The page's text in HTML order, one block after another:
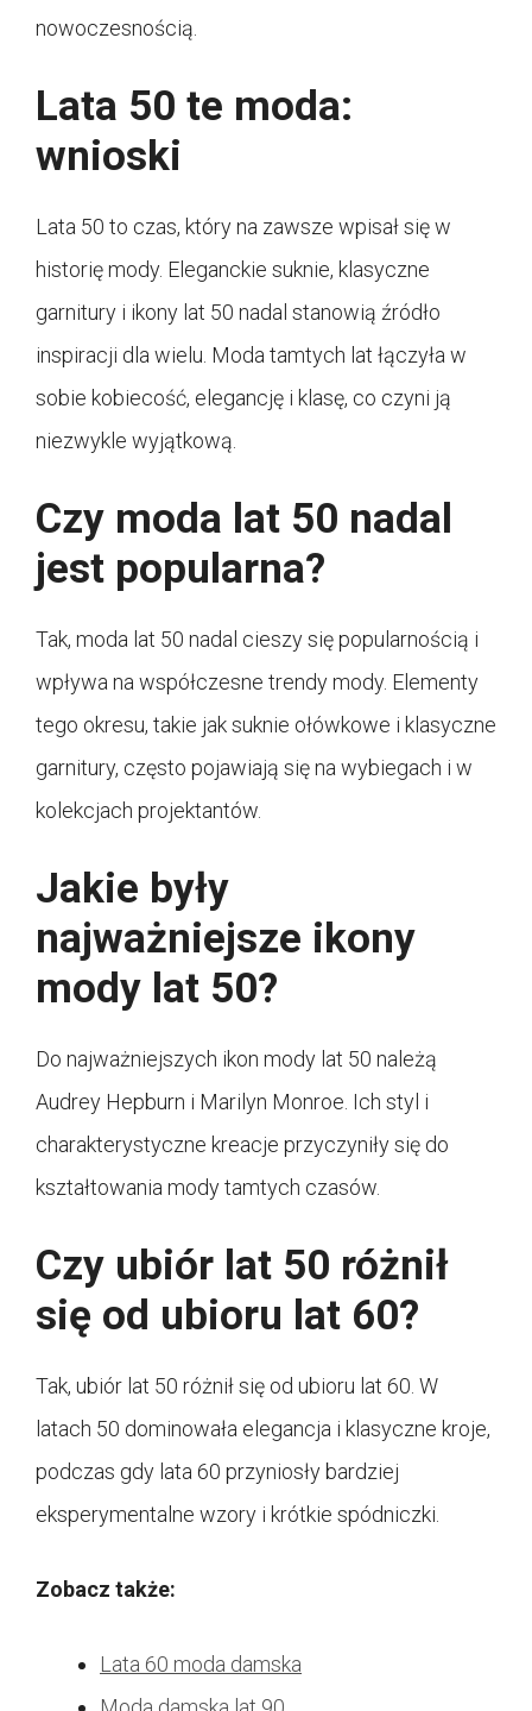
nowoczesnością.
Lata 50 te moda:
wnioski
Lata 50 to czas, który na zawsze wpisał się w
historię mody. Eleganckie suknie, klasyczne
garnitury i ikony lat 50 nadal stanowią źródło
inspiracji dla wielu. Moda tamtych lat łączyła w
sobie kobiecość, elegancję i klasę, co czyni ją
niezwykle wyjątkową.
Czy moda lat 50 nadal
jest popularna?
Tak, moda lat 50 nadal cieszy się popularnością i
wpływa na współczesne trendy mody. Elementy
tego okresu, takie jak suknie ołówkowe i klasyczne
garnitury, często pojawiają się na wybiegach i w
kolekcjach projektantów.
Jakie były
najważniejsze ikony
mody lat 50?
Do najważniejszych ikon mody lat 50 należą
Audrey Hepburn i Marilyn Monroe. Ich styl i
charakterystyczne kreacje przyczyniły się do
kształtowania mody tamtych czasów.
Czy ubiór lat 50 różnił
się od ubioru lat 60?
Tak, ubiór lat 50 różnił się od ubioru lat 60. W
latach 50 dominowała elegancja i klasyczne kroje,
podczas gdy lata 60 przyniosły bardziej
eksperymentalne wzory i krótkie spódniczki.
Zobacz także:
Lata 60 moda damska